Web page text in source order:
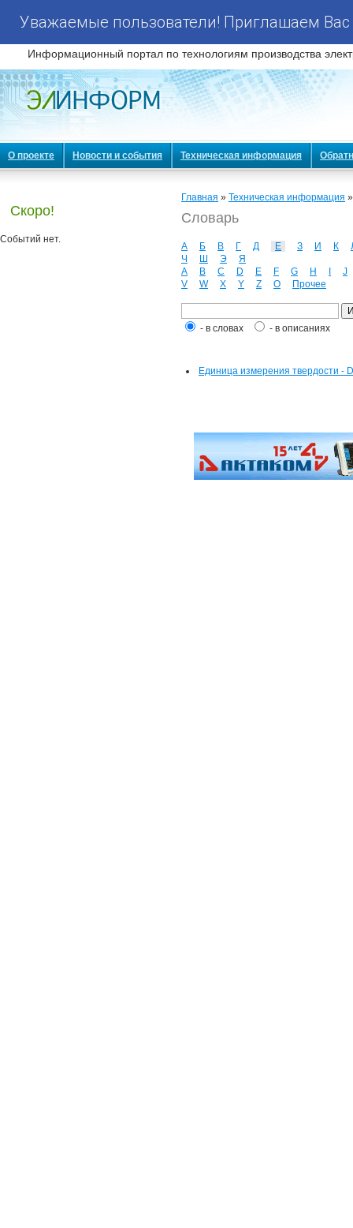
Уважаемые пользователи! Приглашаем
Информационный портал по технологиям производства
О проекте Новости и события Техническая информация
Скоро!
Событий нет.
Главная » Техническая информация
Словарь
А Б В Г Д Е З И К
Ч
Ш Э
Я
A
B C D E F G H
J
V
W X Y Z О Прочее
- в словах - в описаниях
Единица измерения твердости -